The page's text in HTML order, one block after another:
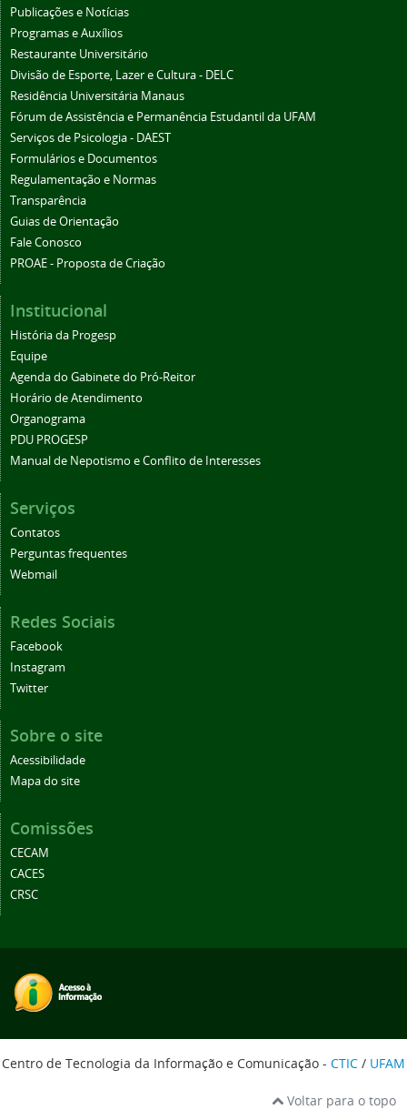
Publicações e Notícias
Programas e Auxílios
Restaurante Universitário
Divisão de Esporte, Lazer e Cultura - DELC
Residência Universitária Manaus
Fórum de Assistência e Permanência Estudantil da UFAM
Serviços de Psicologia - DAEST
Formulários e Documentos
Regulamentação e Normas
Transparência
Guias de Orientação
Fale Conosco
PROAE - Proposta de Criação
Institucional
História da Progesp
Equipe
Agenda do Gabinete do Pró-Reitor
Horário de Atendimento
Organograma
PDU PROGESP
Manual de Nepotismo e Conflito de Interesses
Serviços
Contatos
Perguntas frequentes
Webmail
Redes Sociais
Facebook
Instagram
Twitter
Sobre o site
Acessibilidade
Mapa do site
Comissões
CECAM
CACES
CRSC
Centro de Tecnologia da Informação e Comunicação - CTIC / UFAM
Voltar para o topo